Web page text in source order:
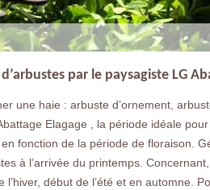
par le paysagiste LG
une haie : arbuste d’ornement,
Elagage , la période idéale
fonction de la période de floraison.
à l’arrivée du printemps.
l’hiver, début de l’été et en automne.